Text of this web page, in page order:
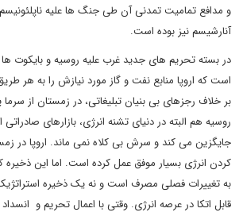
و مدافع تمامیت تمدنی آن طی جنگ ها علیه
آنارشیسم نیز بوده است.
در بسته تحریم های جدید غرب علیه روسیه و بایکوت
است که اروپا منابع نفت و گاز مورد نیازش را به هر
بر خلاف رجزهای بی بنیان تبلیغاتی، در زمستان از
روسیه هم البته در دنیای تشنه انرژی، بازارهای
جایگزین می کند و سرش بی کلاه نمی ماند. اروپا در
کردن انرژی بسیار موفق عمل کرده است. اما این
به تغییرات فصلی مصرف است و نه یک ذخیره
قابل اتکا در عرصه انرژی. وقتی با اعمال تحریم و